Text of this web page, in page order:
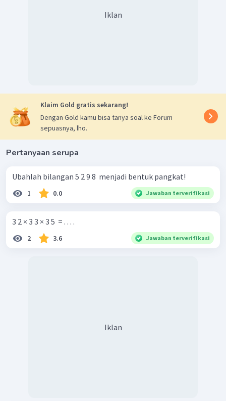
Iklan
Klaim Gold gratis sekarang!
Dengan Gold kamu bisa tanya soal ke Forum
sepuasnya, lho.
Pertanyaan serupa
Ubahlah bilangan 5 2 9 8 ​ menjadi bentuk pangkat!
1 0.0 Jawaban terverifikasi
3 2 × 3 3 × 3 5 ​ = . . . .
2 3.6 Jawaban terverifikasi
Iklan